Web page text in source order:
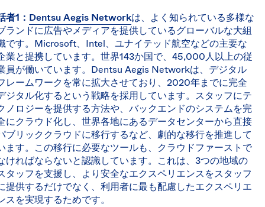
者1： Dentsu Aegis Networkは、よく知られている多様な
ランドに広告やメディアを提供しているグローバルな大組
です。Microsoft、Intel、ユナイテッド航空などの主要な
業と提携しています。世界143か国で、45,000人以上の従
員が働いています。Dentsu Aegis Networkは、デジタル
レームワークを常に拡大させており、2020年までに完全
ジタル化するという戦略を採用しています。スタッフにテ
ノロジーを提供する方法や、バックエンドのシステムを完
にクラウド化し、世界各地にあるデータセンターから直接
ブリッククラウドに移行するなど、劇的な移行を推進して
ます。この移行に必要なツールも、クラウドファーストで
ければならないと認識しています。これは、3つの地域の
タッフを支援し、より安全なエクスペリエンスをスタッフ
提供するだけでなく、利用者に最も配慮したエクスペリエ
スを実現するためです。